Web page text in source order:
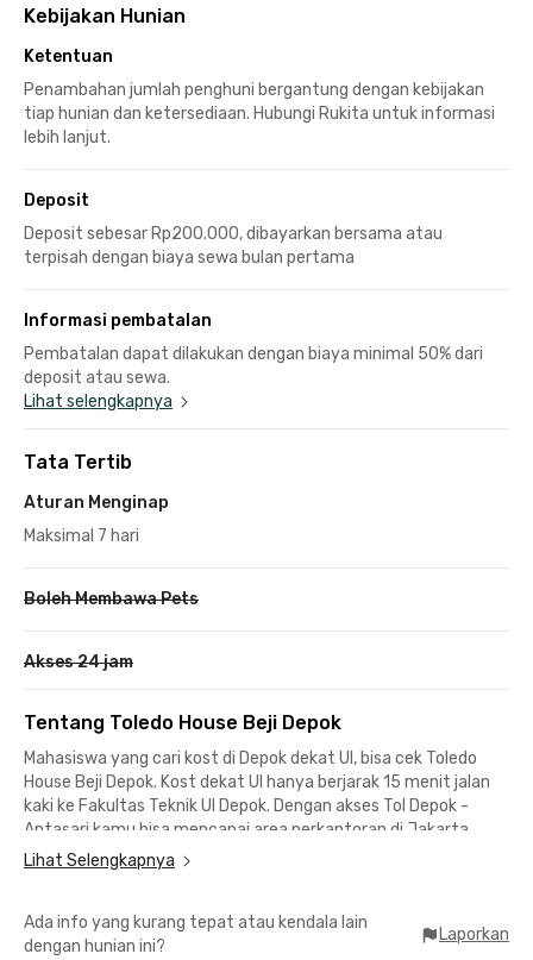
Kebijakan Hunian
Ketentuan
Penambahan jumlah penghuni bergantung dengan kebijakan
tiap hunian dan ketersediaan. Hubungi Rukita untuk informasi
lebih lanjut.
Deposit
Deposit sebesar Rp200.000, dibayarkan bersama atau
terpisah dengan biaya sewa bulan pertama
Informasi pembatalan
Pembatalan dapat dilakukan dengan biaya minimal 50% dari
deposit atau sewa.
Lihat selengkapnya
Tata Tertib
Aturan Menginap
Maksimal 7 hari
Boleh Membawa Pets
Akses 24 jam
Tentang Toledo House Beji Depok
Mahasiswa yang cari kost di Depok dekat UI, bisa cek Toledo
House Beji Depok. Kost dekat UI hanya berjarak 15 menit jalan
kaki ke Fakultas Teknik UI Depok. Dengan akses Tol Depok -
Antasari kamu bisa mencapai area perkantoran di Jakarta
Selatan lebih cepat. Stasiun Pondok Cina dan Stasiun UI
berjarak 8 menit naik motor dari kost Beji Depok ini untuk
Fasilitas Toledo House Beji Depok termasuk WiFi, ruang tamu,
Lihat Selengkapnya
Ada info yang kurang tepat atau kendala lain
dengan hunian ini?
Laporkan